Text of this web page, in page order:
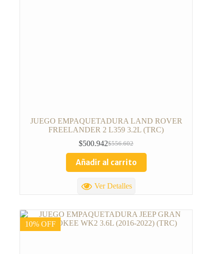
JUEGO EMPAQUETADURA LAND ROVER
FREELANDER 2 L359 3.2L (TRC)
$556.602
$500.942
Añadir al carrito
Ver Detalles
10% OFF